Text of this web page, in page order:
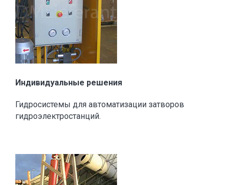
Индивидуальные решения
Гидросистемы для автоматизации затворов
гидроэлектростанций.